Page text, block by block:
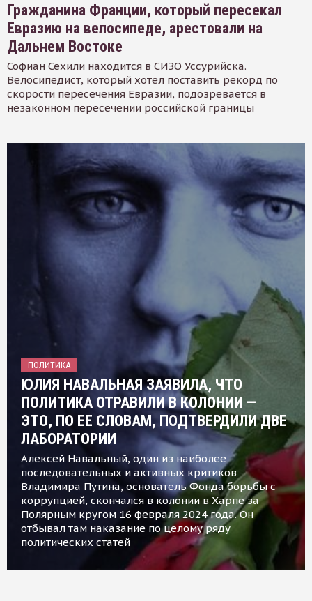
Гражданина Франции, который пересекал
Евразию на велосипеде, арестовали на
Дальнем Востоке
Софиан Сехили находится в СИЗО Уссурийска.
Велосипедист, который хотел поставить рекорд по
скорости пересечения Евразии, подозревается в
незаконном пересечении российской границы
ПОЛИТИКА
ЮЛИЯ НАВАЛЬНАЯ ЗАЯВИЛА, ЧТО
ПОЛИТИКА ОТРАВИЛИ В КОЛОНИИ —
ЭТО, ПО ЕЕ СЛОВАМ, ПОДТВЕРДИЛИ ДВЕ
ЛАБОРАТОРИИ
Алексей Навальный, один из наиболее
последовательных и активных критиков
Владимира Путина, основатель Фонда борьбы с
коррупцией, скончался в колонии в Харпе за
Полярным кругом 16 февраля 2024 года. Он
отбывал там наказание по целому ряду
политических статей